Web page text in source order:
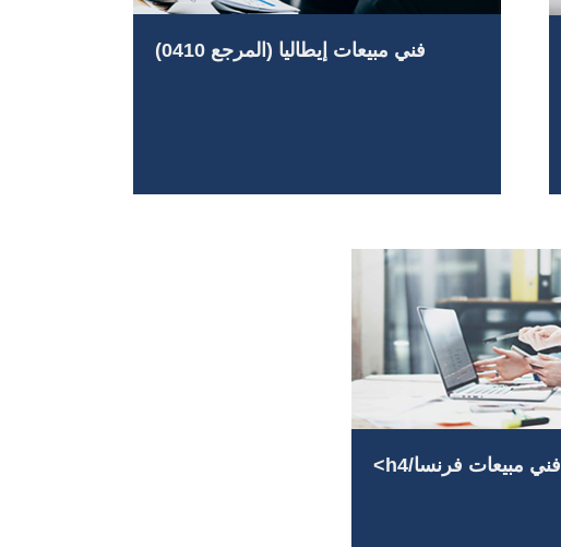
فني مبيعات إيطاليا (المرجع 0410)
فني مبيعات فرنسا/h4>